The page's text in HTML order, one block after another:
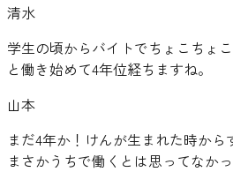
清水
学生の頃からバイトでちょこちょ
と働き始めて4年位経ちますね。
山本
まだ4年か！けんが生まれた時から
まさかうちで働くとは思ってなかっ